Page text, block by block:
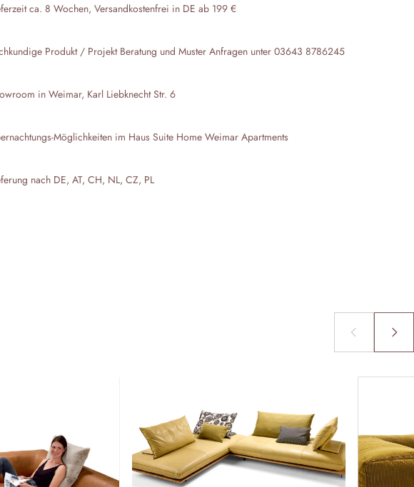
ca. 8 Wochen, Versandkostenfrei in DE ab 199 €
Produkt / Projekt Beratung und Muster Anfragen unter 03643 8786245
in Weimar, Karl Liebknecht Str. 6
Möglichkeiten im HausSuite Home Weimar Apartments
nach DE, AT, CH, NL, CZ, PL